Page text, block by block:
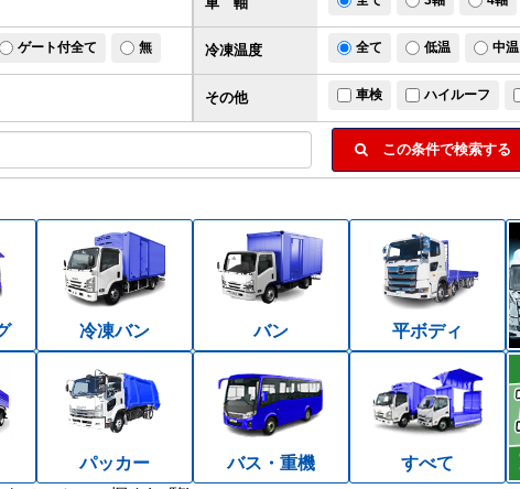
この条件で検索する
ゲート付全て 無 冷凍温度 全て 低温 中温
その他 車検 ハイルーフ
冷凍バン バン 平ボディ
パッカー バス・重機
すべて